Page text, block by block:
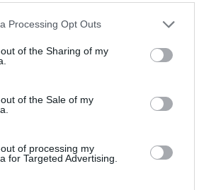
Processing Opt Outs
of the Sharing of my
of the Sale of my
of processing my
for Targeted Advertising.
19 SUB-17 SUB-13
TODAS AS
COMPETIÇÕES
INTERNACIONAIS